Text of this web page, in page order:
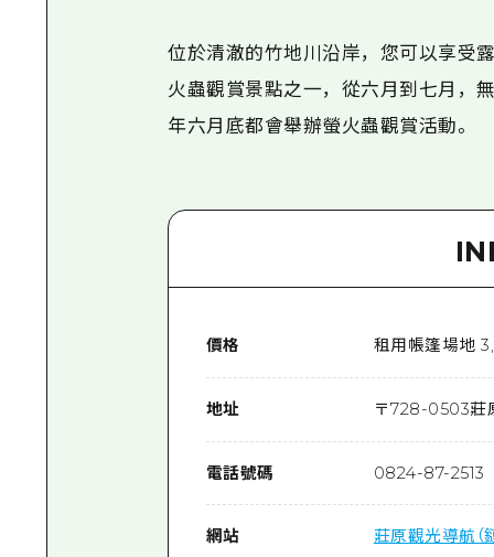
位於清澈的竹地川沿岸，您可以享受
火蟲觀賞景點之一，從六月到七月，
年六月底都會舉辦螢火蟲觀賞活動。
價格 租用帳篷場地
地址 〒728-0503莊
電話號碼 0824-87-2513
網站 莊原觀光導航（